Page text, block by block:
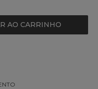
AO CARRINHO